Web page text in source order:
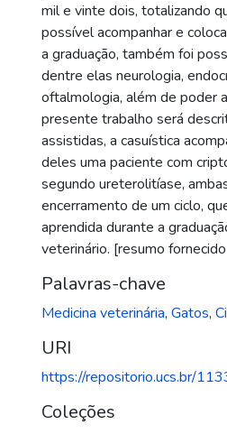
mil e vinte dois, totalizando
possível acompanhar e
a graduação, também foi
dentre elas neurologia,
oftalmologia, além de poder
presente trabalho será
assistidas, a casuística
deles uma paciente com
segundo ureterolitíase,
encerramento de um ciclo,
aprendida durante a
veterinário. [resumo
Palavras-chave
Medicina veterinária, Gatos,
URI
https://repositorio.ucs.br/
Coleções